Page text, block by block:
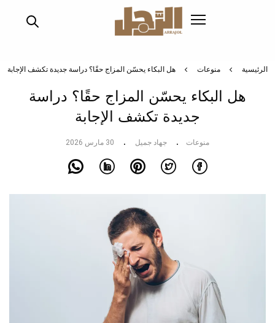
الرئيسية منوعات هل البكاء يحسّن المزاج حقًا؟ دراسة جديدة تكشف الإجابة
هل البكاء يحسّن المزاج حقًا؟ دراسة
جديدة تكشف الإجابة
منوعات جهاد جميل 30 مارس 2026